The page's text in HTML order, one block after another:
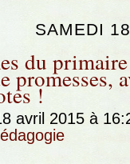
SAMEDI
du
!
avril 2015 à